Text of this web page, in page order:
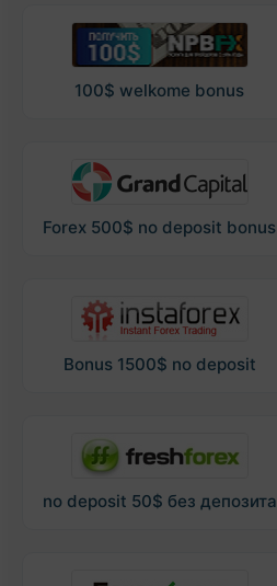
100$ welkome bonus
Forex 500$ no deposit bonus
Bonus 1500$ no deposit
no deposit 50$ без депозита